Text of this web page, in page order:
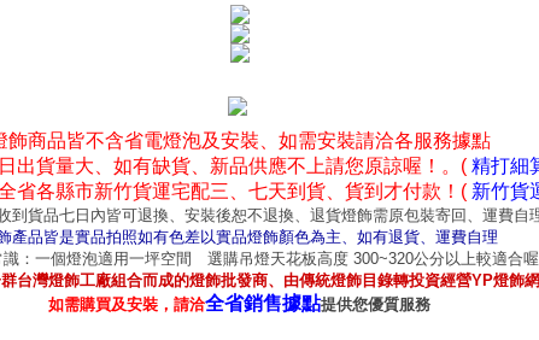
飾商品皆不含省電燈泡及安裝、如需安裝請洽各服務據點
出貨量大、如有缺貨、新品供應不上請您原諒喔！。( 精打細
省各縣市新竹貨運宅配三、七天到貨、貨到才付款！( 新竹貨
到貨品七日內皆可退換、安裝後恕不退換、退貨燈飾需原包裝寄回、運費自
產品皆是實品拍照如有色差以實品燈飾顏色為主、如有退貨、運費自理
識：一個燈泡適用一坪空間 選購吊燈天花板高度 300~320公分以上較適合喔
台灣燈飾工廠組合而成的燈飾批發商、由傳統燈飾目錄轉投資經營YP燈飾網
如需購買及安裝，請洽全省銷售據點提供您優質服務